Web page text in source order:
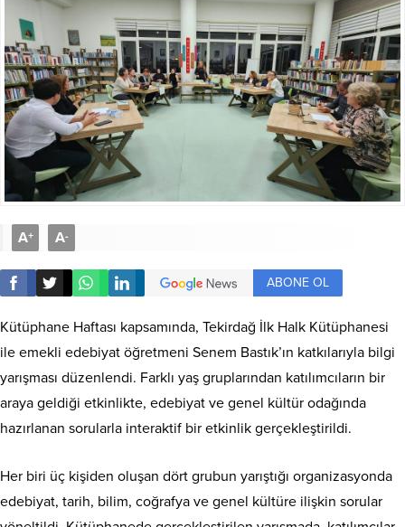
A+ A-
ABONE OL
Kütüphane Haftası kapsamında, Tekirdağ İlk Halk Kütüphanesi
ile emekli edebiyat öğretmeni Senem Bastık’ın katkılarıyla bilgi
yarışması düzenlendi. Farklı yaş gruplarından katılımcıların bir
araya geldiği etkinlikte, edebiyat ve genel kültür odağında
hazırlanan sorularla interaktif bir etkinlik gerçekleştirildi.
Her biri üç kişiden oluşan dört grubun yarıştığı organizasyonda
edebiyat, tarih, bilim, coğrafya ve genel kültüre ilişkin sorular